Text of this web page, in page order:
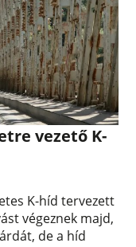
vezető K-
K-híd tervezett
végeznek majd,
de a híd